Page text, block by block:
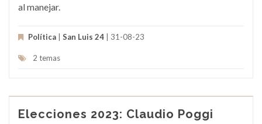
al manejar.
Política San Luis 24 | 31-08-23
2 temas
Elecciones 2023: Claudio Poggi